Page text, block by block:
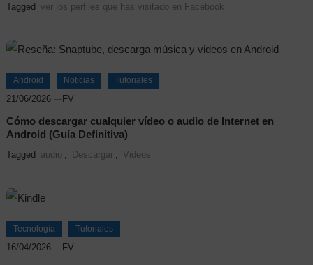
Tagged ver los perfiles que has visitado en Facebook
Android Noticias Tutoriales
21/06/2026 FV
Cómo descargar cualquier vídeo o audio de Internet en
Android (Guía Definitiva)
Tagged audio , Descargar , Videos
Tecnología Tutoriales
16/04/2026 FV